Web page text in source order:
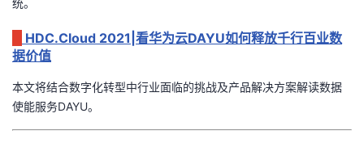
统。
HDC.Cloud 2021|看华为云DAYU如何释放千行百业数
据价值
本文将结合数字化转型中行业面临的挑战及产品解决方案解读数据
使能服务DAYU。